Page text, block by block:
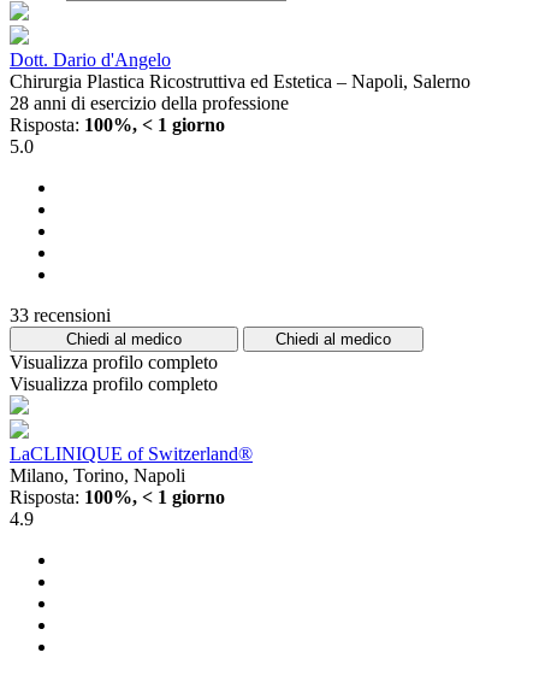
Dott. Dario d'Angelo
Chirurgia Plastica Ricostruttiva ed Estetica – Napoli, Salerno
28 anni di esercizio della professione
Risposta: 100%, < 1 giorno
5.0
33 recensioni
Chiedi al medico Chiedi al medico
Visualizza profilo completo
Visualizza profilo completo
LaCLINIQUE of Switzerland®
Milano, Torino, Napoli
Risposta: 100%, < 1 giorno
4.9